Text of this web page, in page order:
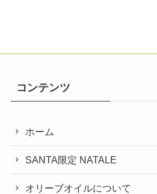
コンテンツ
ホーム
SANTA限定 NATALE
オリーブオイルについて